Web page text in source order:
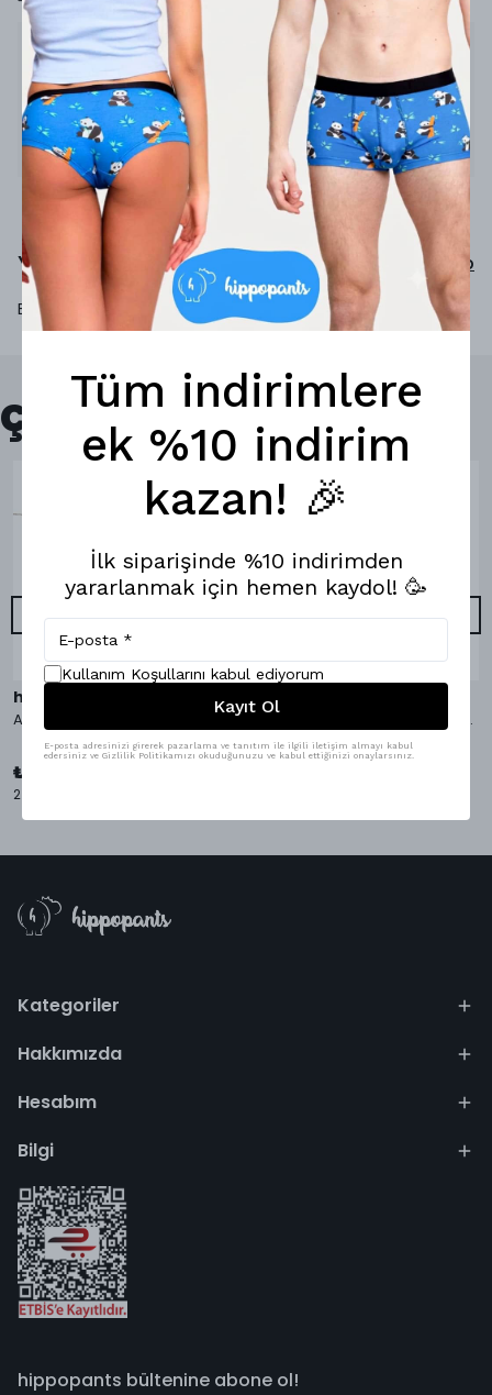
Ürün Açıklaması
Nefes aldıran tasarım
%92 micro-modal
%8 elastan
Yorumlar Yorum Yap
Bu ürün için henüz yorum yapılmamış.
Çok Satanlar
hippopants
AvocaDo It Bambu Çorap
₺ 349.00
2 Çorap Bedeni
hippopants
AvocaDo It Boxer & Bambu Çorap
%9
₺ 1,098.00
Kategoriler
Hakkımızda
Hesabım
Bilgi
hippopants bültenine abone ol!
Tüm indirimlere
ek %10 indirim
kazan! 🎉
İlk siparişinde %10 indirimden
yararlanmak için hemen kaydol! 🥳
Kullanım Koşullarını kabul ediyorum
Kayıt Ol
E-posta adresinizi girerek pazarlama ve tanıtım ile ilgili iletişim almayı kabul
edersiniz ve Gizlilik Politikamızı okuduğunuzu ve kabul ettiğinizi onaylarsınız.